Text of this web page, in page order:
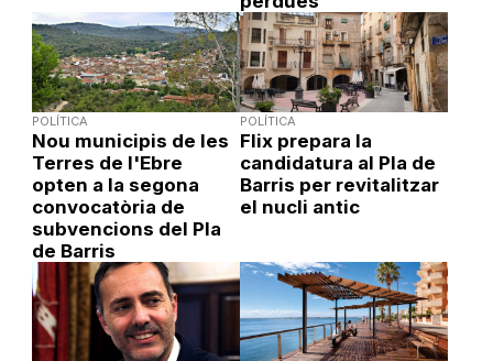
POLÍTICA
Nou municipis de les
Terres de l'Ebre
opten a la segona
convocatòria de
subvencions del Pla
de Barris
POLÍTICA
Flix prepara la
candidatura al Pla de
Barris per revitalitzar
el nucli antic